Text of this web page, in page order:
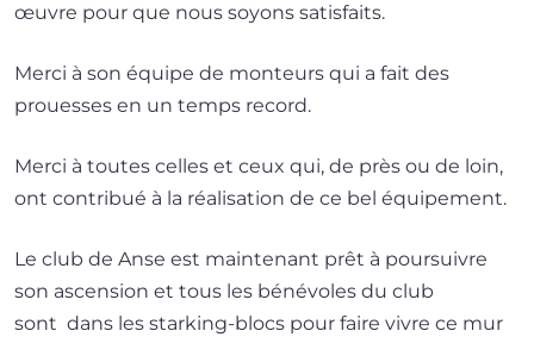
œuvre pour que nous soyons satisfaits.
Merci à son équipe de mon­teurs qui a fait des
prouesses en un temps record.
Merci à toutes celles et ceux qui, de près ou de loin,
ont contri­bué à la réa­li­sa­tion de ce bel équipement.
Le club de Anse est main­te­nant prêt à pour­suivre
son ascen­sion et tous les béné­voles du club
sont dans les starking-blocs pour faire vivre ce mur